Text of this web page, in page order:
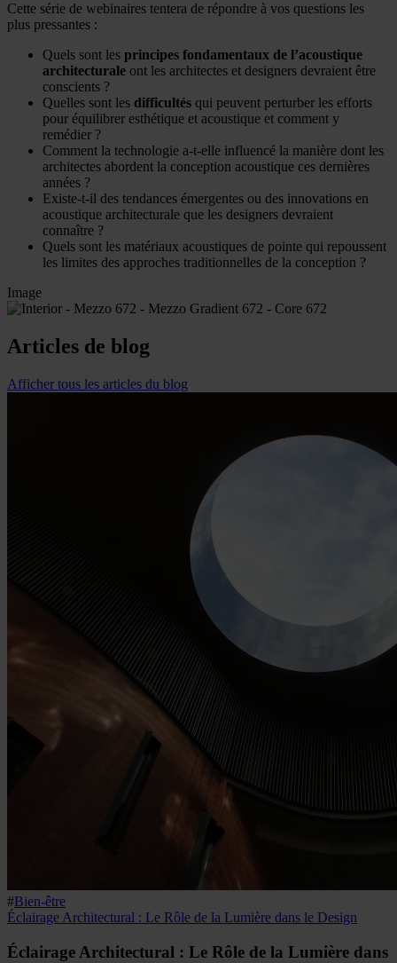
Cette série de webinaires tentera de répondre à vos questions les
plus pressantes :
Quels sont les principes fondamentaux de l’acoustique
architecturale ont les architectes et designers devraient être
conscients ?
Quelles sont les difficultés qui peuvent perturber les efforts
pour équilibrer esthétique et acoustique et comment y
remédier ?
Comment la technologie a-t-elle influencé la manière dont les
architectes abordent la conception acoustique ces dernières
années ?
Existe-t-il des tendances émergentes ou des innovations en
acoustique architecturale que les designers devraient
connaître ?
Quels sont les matériaux acoustiques de pointe qui repoussent
les limites des approches traditionnelles de la conception ?
Image
Articles de blog
Afficher tous les articles du blog
#Bien-être
Éclairage Architectural : Le Rôle de la Lumière dans le Design
Éclairage Architectural : Le Rôle de la Lumière dans